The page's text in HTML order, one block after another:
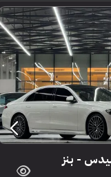
- بنز